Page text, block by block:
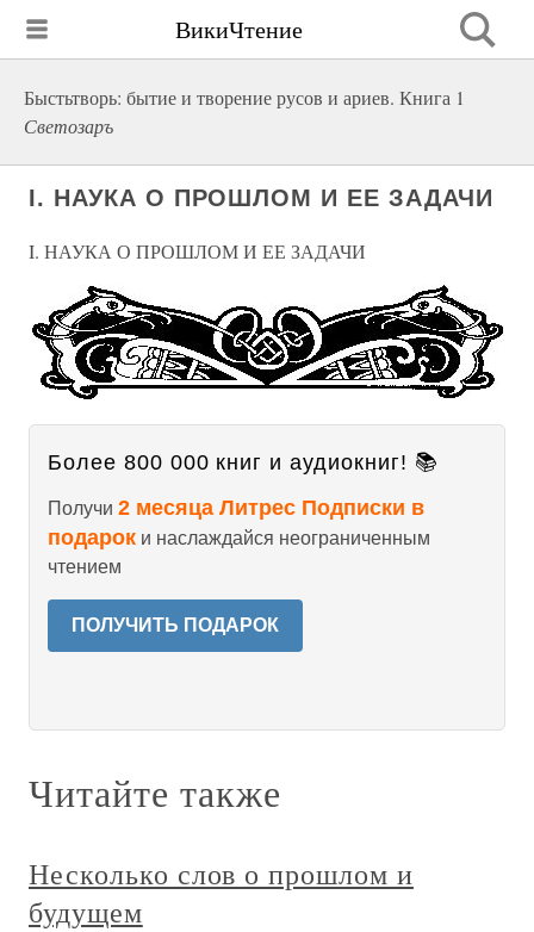
ВикиЧтение
Быстьтворь: бытие и творение русов и ариев. Книга 1
Светозаръ
I. НАУКА О ПРОШЛОМ И ЕЕ ЗАДАЧИ
I. НАУКА О ПРОШЛОМ И ЕЕ ЗАДАЧИ
Более 800 000 книг и аудиокниг! 📚
Получи 2 месяца Литрес Подписки в
подарок и наслаждайся неограниченным
чтением
ПОЛУЧИТЬ ПОДАРОК
Читайте также
Несколько слов о прошлом и
будущем